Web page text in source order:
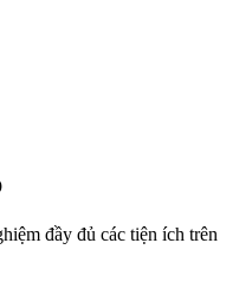
đầy đủ các tiện ích trên